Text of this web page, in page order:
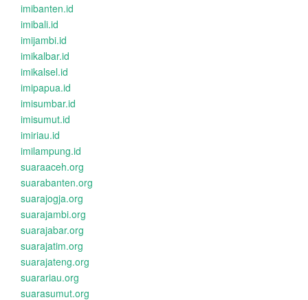
imibanten.id
imibali.id
imijambi.id
imikalbar.id
imikalsel.id
imipapua.id
imisumbar.id
imisumut.id
imiriau.id
imilampung.id
suaraaceh.org
suarabanten.org
suarajogja.org
suarajambi.org
suarajabar.org
suarajatim.org
suarajateng.org
suarariau.org
suarasumut.org